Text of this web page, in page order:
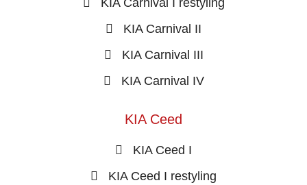
KIA Carnival II
KIA Carnival III
KIA Carnival IV
KIA Ceed
KIA Ceed I
KIA Ceed I restyling